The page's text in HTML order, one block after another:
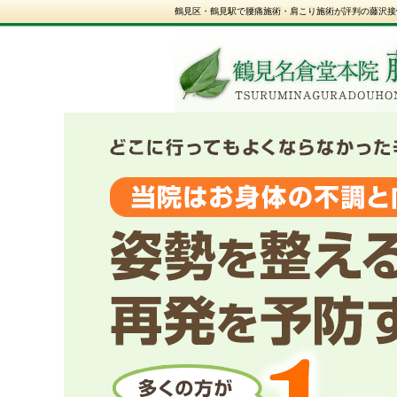
鶴見区・鶴見駅で腰痛施術・肩こり施術が評判の藤沢